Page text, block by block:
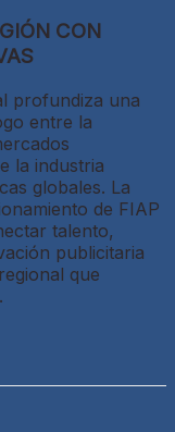
CON
profundiza una
entre la
la industria
globales. La
de FIAP
talento,
publicitaria
que